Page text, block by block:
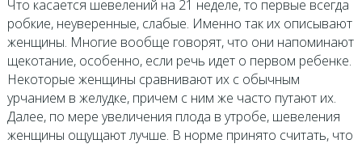
Что касается шевелений на 21 неделе, то первые всегда
робкие, неуверенные, слабые. Именно так их описывают
женщины. Многие вообще говорят, что они напоминают
щекотание, особенно, если речь идет о первом ребенке.
Некоторые женщины сравнивают их с обычным
урчанием в желудке, причем с ним же часто путают их.
Далее, по мере увеличения плода в утробе, шевеления
женщины ощущают лучше. В норме принято считать, что